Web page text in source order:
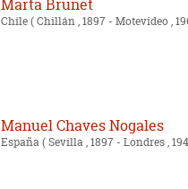
Marta Brunet
Chile( Chillán , 1897 - Motevideo ,
Manuel Chaves Nogales
España( Sevilla , 1897 - Londres ,